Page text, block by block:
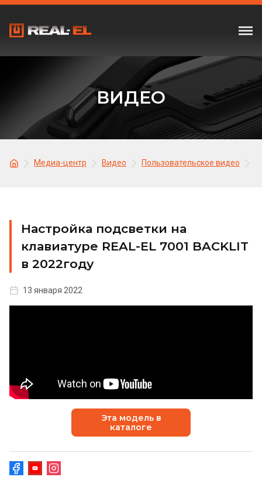
ВИДЕО
Медиа-центр Видео Пользовательское видео
Настройка подсветки на
клавиатуре REAL-EL 7001 BACKLIT
в 2022году
13 января 2022
Эта модель в
каталоге